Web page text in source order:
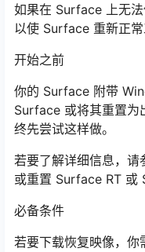
如果在 Surface 上无
以使 Surface 重新正常
开始之前
你的 Surface 附带
Surface 或将其重置为
终先尝试这样做。
若要了解详细信息，
或重置 Surface RT 或
必备条件
若要下载恢复映像，